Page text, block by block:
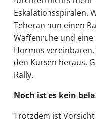
Eskalationsspiralen.
Teheran nun einen
Waffenruhe und eine
Hormus vereinbaren,
den Kursen heraus.
Rally.
Noch ist es kein
Trotzdem ist